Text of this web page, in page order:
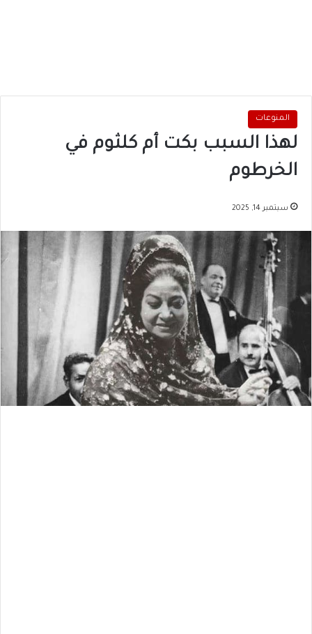
المنوعات
لهذا السبب بكت أم كلثوم في
الخرطوم
سبتمبر 14, 2025